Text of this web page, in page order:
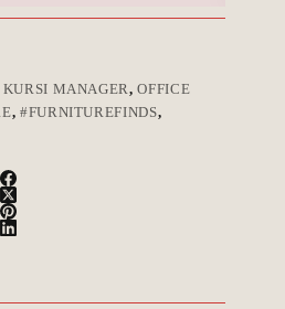
KURSI MANAGER,OFFICE
, #FURNITUREFINDS,